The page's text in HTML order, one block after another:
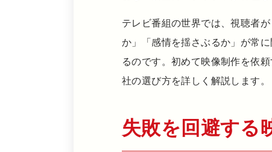
テレビ番組の世界では、視聴者
か」「感情を揺さぶるか」が常
るのです。初めて映像制作を依
社の選び方を詳しく解説します。
失敗を回避する